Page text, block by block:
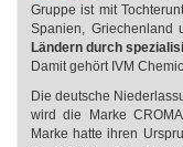
Gruppe ist mit
Spanien,
Ländern durch
Damit gehört IVM
Die deutsche
wird die Marke
Marke hatte ihren